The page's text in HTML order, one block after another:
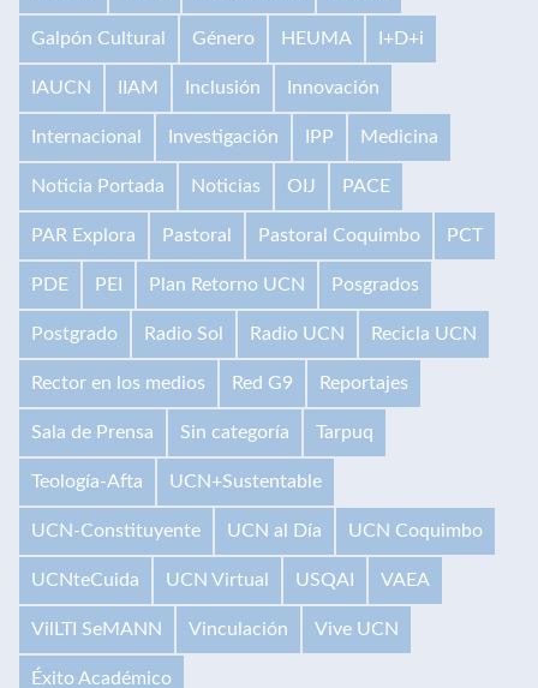
Galpón Cultural Género HEUMA I+D+i
IAUCN IIAM Inclusión Innovación
Internacional Investigación IPP Medicina
Noticia Portada Noticias OIJ PACE
PAR Explora Pastoral Pastoral Coquimbo PCT
PDE PEI Plan Retorno UCN Posgrados
Postgrado Radio Sol Radio UCN Recicla UCN
Rector en los medios Red G9 Reportajes
Sala de Prensa Sin categoría Tarpuq
Teología-Afta UCN+Sustentable
UCN-Constituyente UCN al Día UCN Coquimbo
UCNteCuida UCN Virtual USQAI VAEA
VilLTI SeMANN Vinculación Vive UCN
Éxito Académico